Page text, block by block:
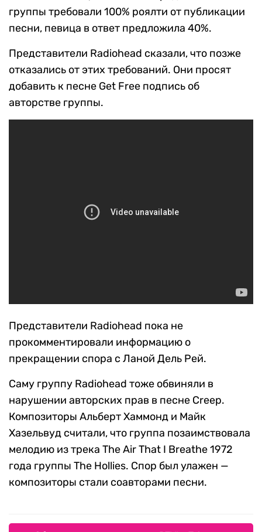
группы требовали 100% роялти от публикации
песни, певица в ответ предложила 40%.
Представители Radiohead сказали, что позже
отказались от этих требований. Они просят
добавить к песне Get Free подпись об
авторстве группы.
Представители Radiohead пока не
прокомментировали информацию о
прекращении спора с Ланой Дель Рей.
Саму группу Radiohead тоже обвиняли в
нарушении авторских прав в песне Creep.
Композиторы Альберт Хаммонд и Майк
Хазельвуд считали, что группа позаимствовала
мелодию из трека The Air That I Breathe 1972
года группы The Hollies. Спор был улажен —
композиторы стали соавторами песни.